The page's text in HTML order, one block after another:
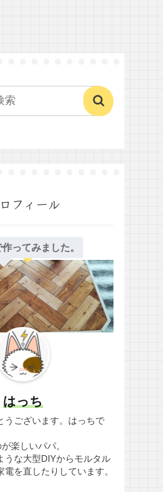
フィール
作ってみました。
はっち
うございます。はっちで
楽しいパパ。
うな大型DIYからモルタル
電を直したりしています。